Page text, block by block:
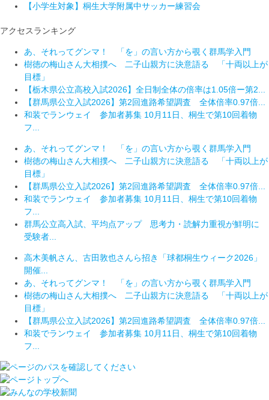
【小学生対象】桐生大学附属中サッカー練習会
アクセスランキング
あ、それってグンマ！ 「を」の言い方から覗く群馬学入門
樹徳の梅山さん大相撲へ 二子山親方に決意語る 「十両以上が
目標」
【栃木県公立高校入試2026】全日制全体の倍率は1.05倍ー第2...
【群馬県公立入試2026】第2回進路希望調査 全体倍率0.97倍...
和装でランウェイ 参加者募集 10月11日、桐生で第10回着物
フ...
あ、それってグンマ！ 「を」の言い方から覗く群馬学入門
樹徳の梅山さん大相撲へ 二子山親方に決意語る 「十両以上が
目標」
【群馬県公立入試2026】第2回進路希望調査 全体倍率0.97倍...
和装でランウェイ 参加者募集 10月11日、桐生で第10回着物
フ...
群馬公立高入試、平均点アップ 思考力・読解力重視が鮮明に
受験者...
高木美帆さん、古田敦也さんら招き「球都桐生ウィーク2026」
開催...
あ、それってグンマ！ 「を」の言い方から覗く群馬学入門
樹徳の梅山さん大相撲へ 二子山親方に決意語る 「十両以上が
目標」
【群馬県公立入試2026】第2回進路希望調査 全体倍率0.97倍...
和装でランウェイ 参加者募集 10月11日、桐生で第10回着物
フ...